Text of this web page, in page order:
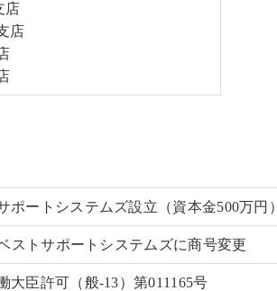
店
店
ートシステムズ設立（資本金500万円）
ストサポートシステムズに商号変更
臣許可（般-13）第011165号